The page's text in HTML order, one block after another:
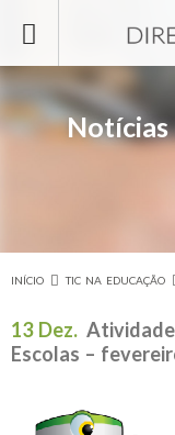
Notícias
Está aqui
INÍCIO TIC NA EDUCAÇÃO
13 Dez.
Escolas –